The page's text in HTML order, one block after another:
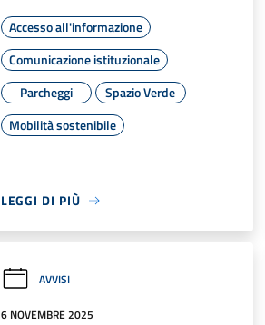
Accesso all'informazione
Comunicazione istituzionale
Parcheggi
Spazio Verde
Mobilità sostenibile
LEGGI DI PIÙ
AVVISI
6 NOVEMBRE 2025